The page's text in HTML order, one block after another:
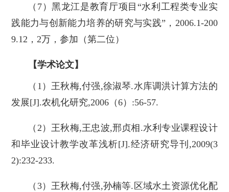
（7）黑龙江是教育厅项目“水利工程类专业实
践能力与创新能力培养的研究与实践”，2006.1-200
9.12，2万，参加（第二位）
【学术论文】
（1）王秋梅,付强,徐淑琴.水库调洪计算方法的
发展[J].农机化研究,2006（6）:56-57.
（2）王秋梅,王忠波,邢贞相.水利专业课程设计
和毕业设计教学改革浅析[J].经济研究导刊,2009(3
2):232-233.
（3）王秋梅,付强,孙楠等.区域水土资源优化配